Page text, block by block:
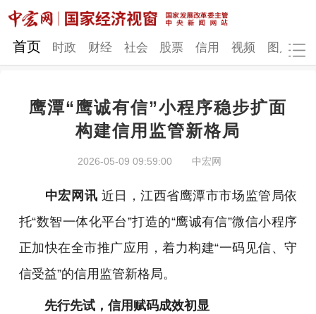
网站地图
财经 社会
图片
地方发展
首页 时政 财经 社会 股票 信用 视频 图片
鹰潭“鹰诚有信”小程序稳步扩面
构建信用监管新格局
2026-05-09 09:59:00 中宏网
中宏网讯 近日，江西省鹰潭市市场监管局依
托“数智一体化平台”打造的“鹰诚有信”微信小程序
正加快在全市推广应用，着力构建“一码见信、守
信受益”的信用监管新格局。
先行先试，信用赋码成效初显